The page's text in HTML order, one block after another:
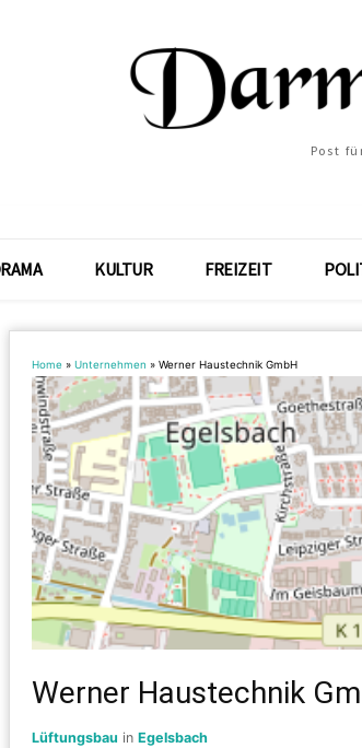
Post
KULTUR FREIZEIT
Home » Unternehmen » Werner Haustechnik GmbH
Werner Haustechnik
Lüftungsbau in Egelsbach